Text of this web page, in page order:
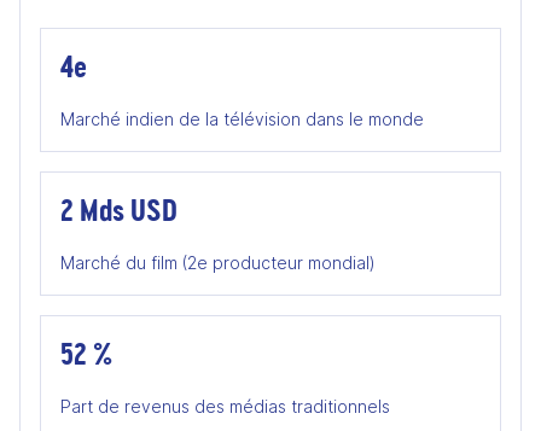
4e
Marché indien de la télévision dans le monde
2 Mds USD
Marché du film (2e producteur mondial)
52 %
Part de revenus des médias traditionnels